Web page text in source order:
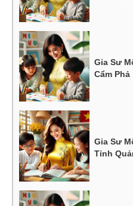
Gia Sư
Cẩm Phả
Gia Sư
Tỉnh